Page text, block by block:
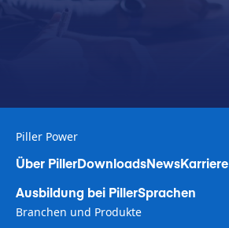
Piller Power
Über PillerDownloadsNewsKarriere
Ausbildung bei PillerSprachen
Branchen und Produkte